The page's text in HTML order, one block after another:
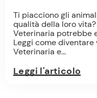
Ti piacciono gli
qualità della loro
Veterinaria potrebbe
Leggi come
Veterinaria e...
Leggi l'articolo